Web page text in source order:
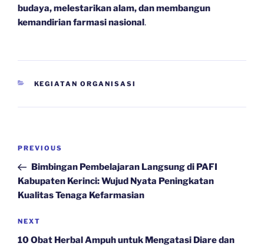
budaya, melestarikan alam, dan membangun
kemandirian farmasi nasional.
CATEGORIES
KEGIATAN ORGANISASI
Navigasi
Previous
Post
PREVIOUS
Bimbingan Pembelajaran Langsung di PAFI
Kabupaten Kerinci: Wujud Nyata Peningkatan
Kualitas Tenaga Kefarmasian
Next
Post
NEXT
10 Obat Herbal Ampuh untuk Mengatasi Diare dan